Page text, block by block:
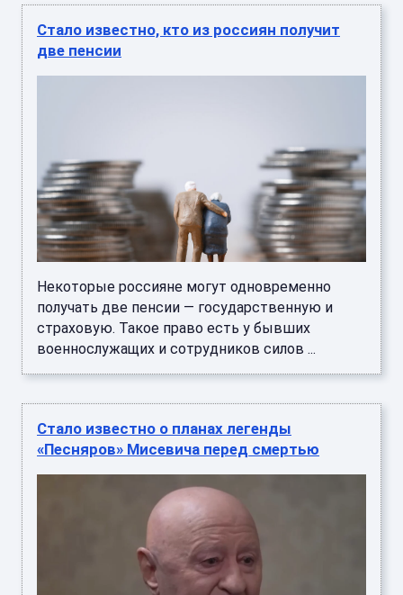
Некоторые россияне могут одновременно
получать две пенсии — государственную и
Стало известно о планах легенды
«Песняров» Мисевича перед смертью
Незадолго до смерти один из основателей
«Песняров» Владислав Мисевич продолжал
активную творческую деятельность и
готовился к выступлениям. Несмотря ...